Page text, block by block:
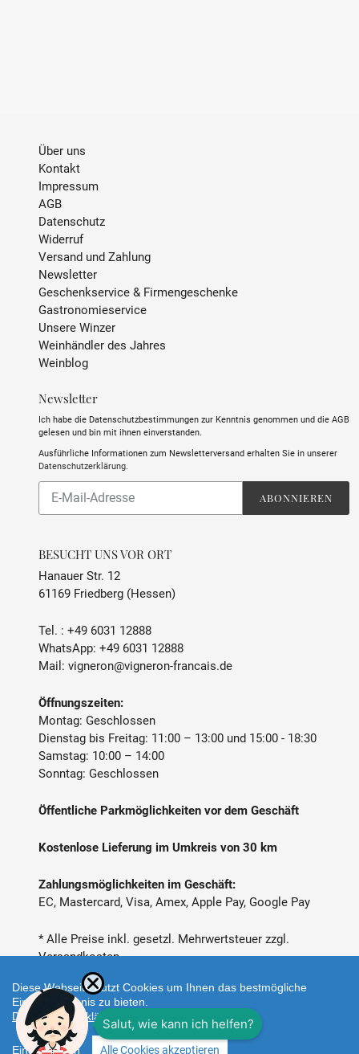
ALKOHOLGEHALT
TRINKTEMPERATUR
SULFITE
ABFÜLLER / IMPORTEUR
Über uns
Kontakt
Impressum
AGB
Datenschutz
Widerruf
Versand und Zahlung
Newsletter
Geschenkservice & Firmengeschenke
Gastronomieservice
Unsere Winzer
Weinhändler des Jahres
Weinblog
Newsletter
Ich habe die Datenschutzbestimmungen zur Kenntnis genommen und die AGB
gelesen und bin mit ihnen einverstanden.
Ausführliche Informationen zum Newsletterversand erhalten Sie in unserer
Datenschutzerklärung.
unsere
ABONNIEREN
BESUCHT UNS VOR ORT
Hanauer Str. 12
61169 Friedberg (Hessen)
Tel. : +49 6031 12888
WhatsApp: +49 6031 12888
Mail: vigneron@vigneron-francais.de
Öffnungszeiten:
Montag: Geschlossen
Dienstag bis Freitag: 11:00 – 13:00 und 15:00 - 18:30
Samstag: 10:00 – 14:00
Sonntag: Geschlossen
Öffentliche Parkmöglichkeiten vor dem Geschäft
Kostenlose Lieferung im Umkreis von 30 km
Zahlungsmöglichkeiten im Geschäft:
EC, Mastercard, Visa, Amex, Apple Pay, Google Pay
* Alle Preise inkl. gesetzl. Mehrwertsteuer zzgl.
Versandkosten
Diese Webseite nutzt Cookies um Ihnen das bestmögliche
Einkaufserlebnis zu bieten.
Datenschutzerklärung
Einstellungen Alle Cookies akzeptieren